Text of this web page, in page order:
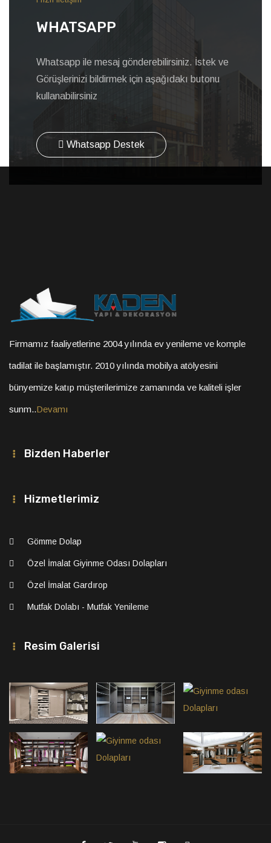
WHATSAPP
Whatsapp ile mesaj gönderebilirsiniz. İstek ve
Görüşlerinizi bildirmek için aşağıdakı butonu
kullanabilirsiniz
Whatsapp Destek
Firmamız faaliyetlerine 2004 yılında ev yenileme ve komple
tadilat ile başlamıştır. 2010 yılında mobilya atölyesini
bünyemize katıp müşterilerimize zamanında ve kaliteli işler
sunm..Devamı
Bizden Haberler
Hizmetlerimiz
Gömme Dolap
Özel İmalat Giyinme Odası Dolapları
Özel İmalat Gardırop
Mutfak Dolabı - Mutfak Yenileme
Resim Galerisi